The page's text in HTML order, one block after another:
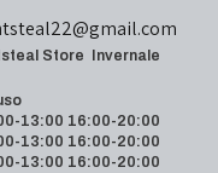
Store
13:00 16:00-20:00
13:00 16:00-20:00
13:00 16:00-20:00